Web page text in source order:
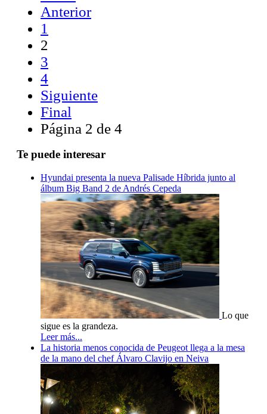
Anterior
1
2
3
4
Siguiente
Final
Página 2 de 4
Te puede interesar
Hyundai presenta la nueva Palisade Híbrida junto al
álbum Big Band 2 de Andrés Cepeda
Lo que
sigue es la grandeza.
Leer más...
La historia menos conocida de Peugeot llega a la mesa
de la mano del chef Álvaro Clavijo en Neiva